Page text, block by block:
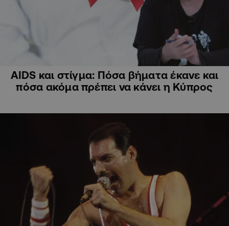
AIDS και στίγμα: Πόσα βήματα έκανε και
πόσα ακόμα πρέπει να κάνει η Κύπρος